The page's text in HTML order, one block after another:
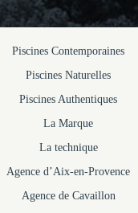
Piscines Contemporaines
Piscines Naturelles
Piscines Authentiques
La Marque
La technique
Agence d’Aix-en-Provence
Agence de Cavaillon